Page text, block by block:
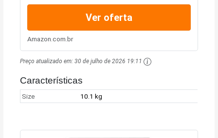
Ver oferta
Amazon.com.br
Preço atualizado em:30 de julho de 2026 19:11
Características
Size 10.1 kg